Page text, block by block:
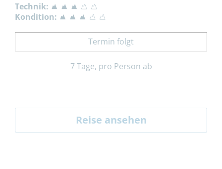
Technik:
Kondition:
Termin folgt
7 Tage, pro Person ab
Reise ansehen